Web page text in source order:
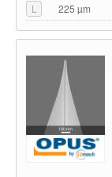
L
225 µm